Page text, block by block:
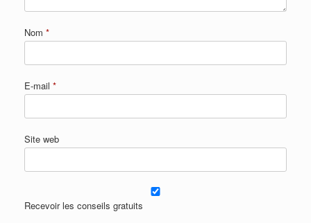
Nom *
E-mail *
Site web
Recevoir les conseils gratuits